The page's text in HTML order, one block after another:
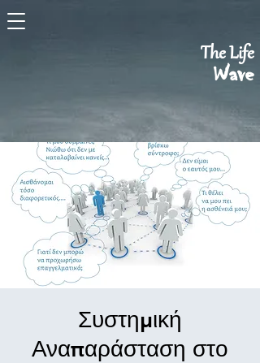
The Life
Wave
Συστημική
Αναπαράσταση στο